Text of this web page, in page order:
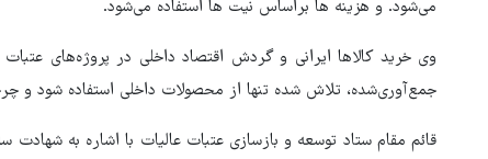
می‌شود. و هزینه ها براساس نیت ها استفاده می‌شود.
وی خرید کالاها ایرانی و گردش اقتصاد داخلی در پروژه‌های
جمع‌آوری‌شده، تلاش شده تنها از محصولات داخلی استفاده شود و
قائم مقام ستاد توسعه و بازسازی عتبات عالیات با اشاره به شهادت